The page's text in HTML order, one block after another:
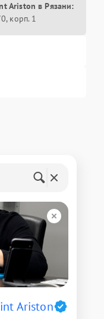
Ariston в Рязани:
корп. 1
Ariston